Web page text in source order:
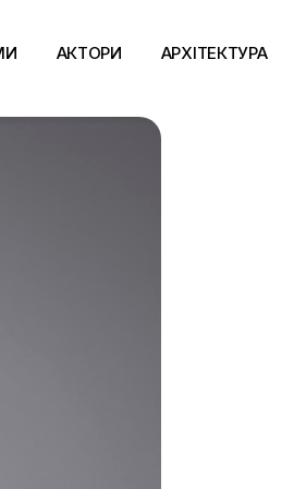
АКТОРИ АРХІТЕКТУРА